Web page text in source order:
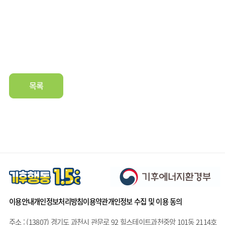
목록
이용안내개인정보처리방침이용약관개인정보 수집 및 이용 동의
주소 : (13807) 경기도 과천시 관문로 92 힐스테이트과천중앙 101동 2114호